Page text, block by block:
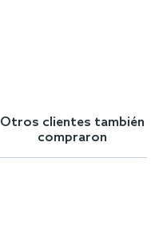
Otros clientes también
compraron